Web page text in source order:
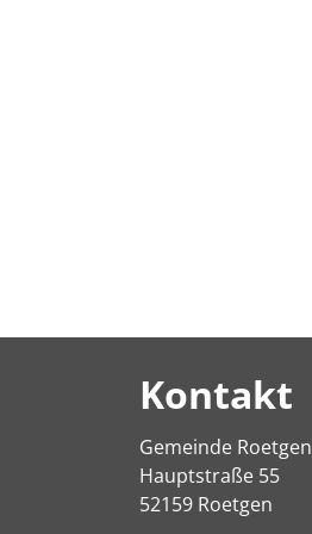
Kontakt
Gemeinde Roetgen
Hauptstraße 55
52159 Roetgen